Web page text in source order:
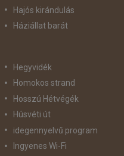
Hajós kirándulás
Háziállat barát
Hegyvidék
Homokos strand
Hosszú Hétvégék
Húsvéti út
idegennyelvű program
Ingyenes Wi-Fi